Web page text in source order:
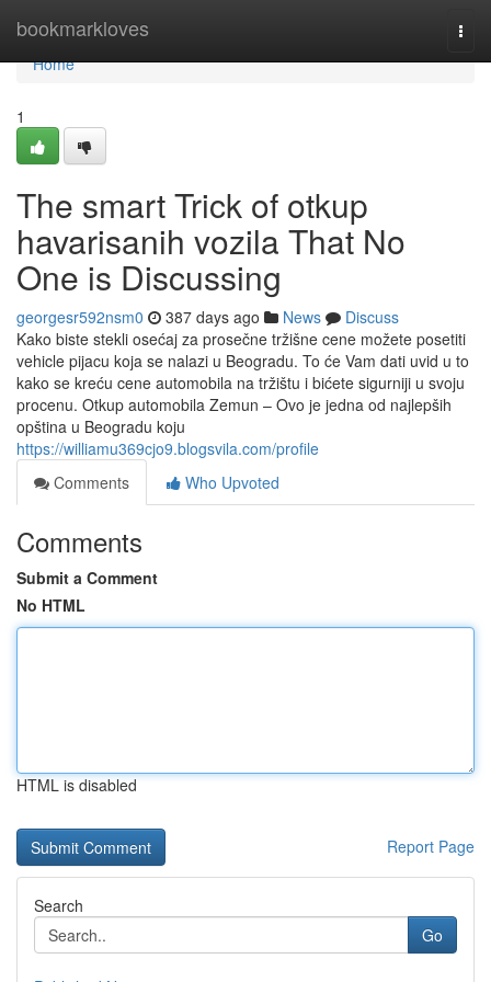
bookmarkloves
Home
Home
1
The smart Trick of otkup
havarisanih vozila That No
One is Discussing
georgesr592nsm0 387 days ago News
Discuss
Kako biste stekli osećaj za prosečne tržišne cene možete posetiti
vehicle pijacu koja se nalazi u Beogradu. To će Vam dati uvid u to
kako se kreću cene automobila na tržištu i bićete sigurniji u svoju
procenu. Otkup automobila Zemun – Ovo je jedna od najlepših
opština u Beogradu koju
https://williamu369cjo9.blogsvila.com/profile
Comments
Who Upvoted
Comments
Submit a Comment
No HTML
HTML is disabled
Report Page
Search
Go